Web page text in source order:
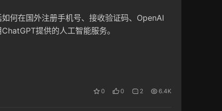
何在国外注册手机号、接收验证码、OpenAI
提供的人工智能服务。
0 0 2 6.4K